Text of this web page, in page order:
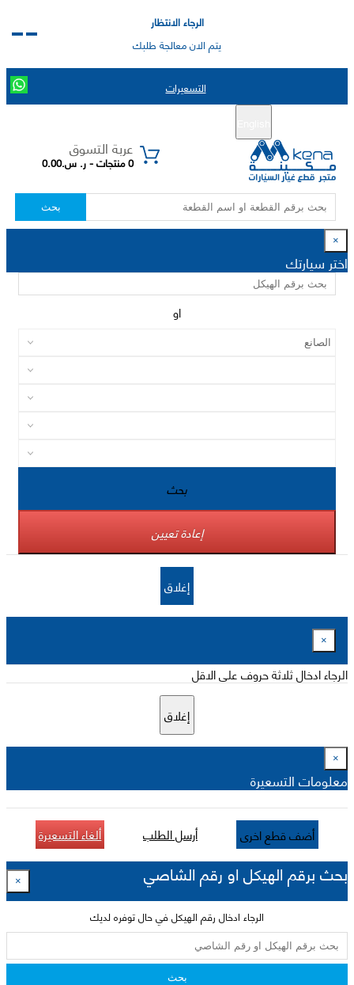
الرجاء الانتظار
يتم الان معالجة طلبك
التسعيرات
عربة التسوق
0 منتجات - ر. س.0.00
بحث
×
اختر سيارتك
او
بحث
إعادة تعيين
إغلاق
×
الرجاء ادخال ثلاثة حروف على الاقل
إغلاق
×
معلومات التسعيرة
أضف قطع اخرى أرسل الطلب ألغاء التسعيرة
بحث برقم الهيكل او رقم الشاصي ×
الرجاء ادخال رقم الهيكل في حال توفره لديك
بحث